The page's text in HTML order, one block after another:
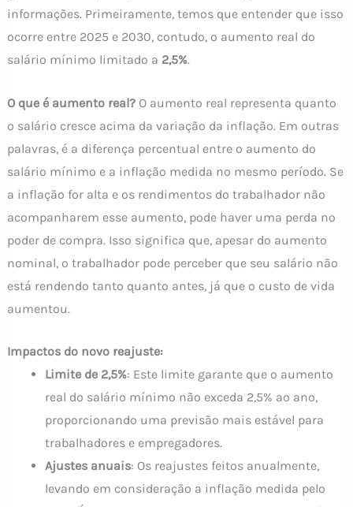
informações. Primeiramente, temos que entender que isso
ocorre entre 2025 e 2030, contudo, o aumento real do
salário mínimo limitado a 2,5%.
O que é aumento real?O aumento real representa quanto
o salário cresce acima da variação da inflação. Em outras
palavras, é a diferença percentual entre o aumento do
salário mínimo e a inflação medida no mesmo período. Se
a inflação for alta e os rendimentos do trabalhador não
acompanharem esse aumento, pode haver uma perda no
poder de compra. Isso significa que, apesar do aumento
nominal, o trabalhador pode perceber que seu salário não
está rendendo tanto quanto antes, já que o custo de vida
aumentou.
Impactos do novo reajuste:
Limite de 2,5%: Este limite garante que o aumento
real do salário mínimo não exceda 2,5% ao ano,
proporcionando uma previsão mais estável para
trabalhadores e empregadores.
Ajustes anuais: Os reajustes feitos anualmente,
levando em consideração a inflação medida pelo